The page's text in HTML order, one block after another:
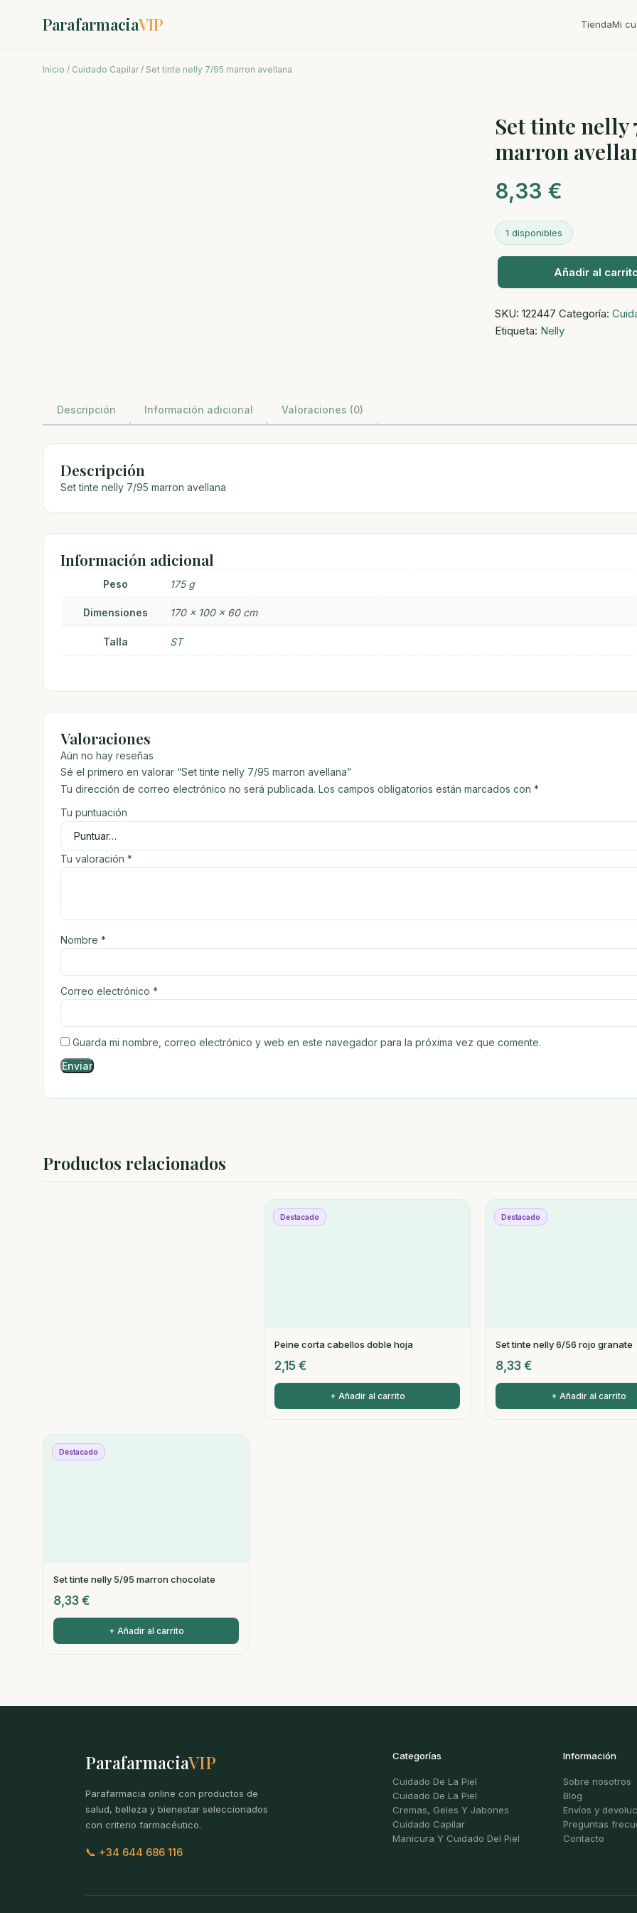
ParafarmaciaVIP TiendaMi
Inicio / Cuidado Capilar/ Set tinte nelly 7/95 marron avellana
Set tinte nelly
marron
8,33 €
1 disponibles
nelly
7/95
Añadir al
SKU: 122447 Categoría:
Etiqueta: Nelly
Descripción Información adicional Valoraciones (0)
Descripción
Set tinte nelly 7/95 marron avellana
Información adicional
Peso 175 g
Dimensiones 170 × 100 × 60 cm
Talla ST
Valoraciones
Aún no hay reseñas
Sé el primero en valorar “Set tinte nelly 7/95 marron avellana”
Tu dirección de correo electrónico no será publicada. Los campos obligatorios están marcados con *
Tu puntuación
Tu valoración *
Nombre *
Correo electrónico *
Guarda mi nombre, correo electrónico y web en este navegador para la próxima vez que comente.
Productos relacionados
Destacado
Peine corta cabellos doble hoja
2,15 €
+ Añadir al carrito
Destacado
Set tinte nelly 6/56 rojo granate
8,33 €
+ Añadir al carrito
Destacado
Set tinte nelly 5/95 marron chocolate
8,33 €
+ Añadir al carrito
ParafarmaciaVIP
Parafarmacia online con productos de
salud, belleza y bienestar seleccionados
con criterio farmacéutico.
📞 +34 644 686 116
Categorías
Cuidado De La Piel
Cuidado De La Piel
Cremas, Geles Y Jabones
Cuidado Capilar
Manicura Y Cuidado Del Piel
Información
Sobre nosotros
Blog
Envíos y
Preguntas
Contacto